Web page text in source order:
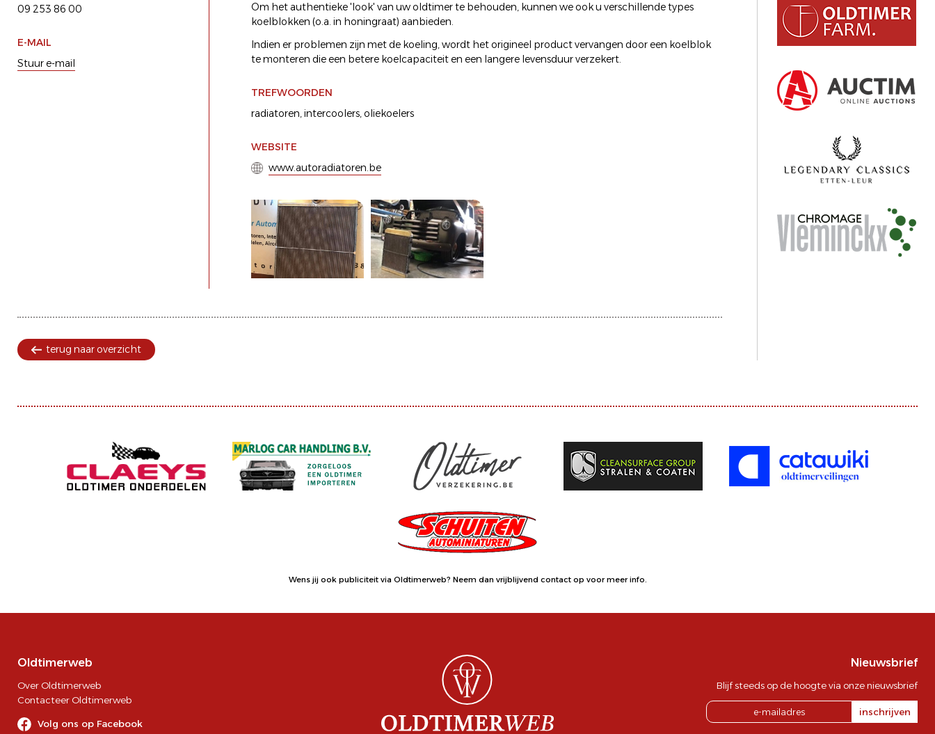
09 253 86 00
E-MAIL
Stuur e-mail
Om het authentieke 'look' van uw oldtimer te behouden, kunnen we ook u verschillende types
koelblokken (o.a. in honingraat) aanbieden.
Indien er problemen zijn met de koeling, wordt het origineel product vervangen door een koelblok
te monteren die een betere koelcapaciteit en een langere levensduur verzekert.
TREFWOORDEN
radiatoren,intercoolers,oliekoelers
WEBSITE
www.autoradiatoren.be
terug naar overzicht
Wens jij ook publiciteit via Oldtimerweb? Neem dan vrijblijvend contact op voor meer info.
Oldtimerweb
Over Oldtimerweb
Contacteer Oldtimerweb
Volg ons op Facebook
Nieuwsbrief
Blijf steeds op de hoogte via onze nieuwsbrief
inschrijven